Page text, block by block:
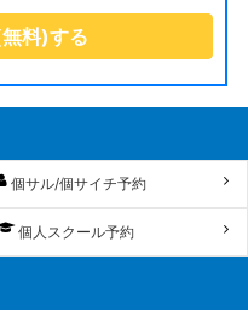
個サル/個サイチ予約
個人スクール予約